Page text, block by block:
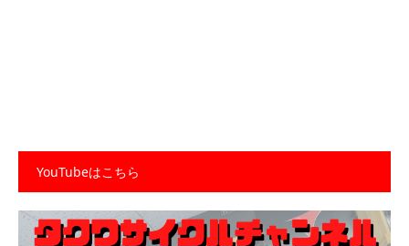
YouTubeはこちら